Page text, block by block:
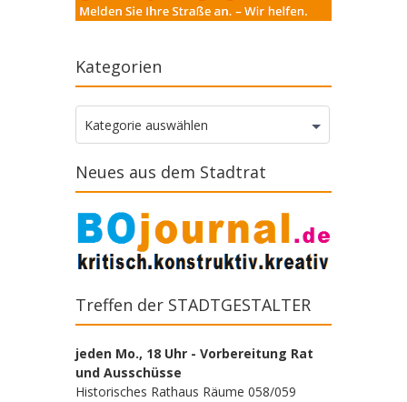
Kategorien
Kategorien
Kategorie auswählen
Neues aus dem Stadtrat
Treffen der STADTGESTALTER
jeden Mo., 18 Uhr - Vorbereitung Rat
und Ausschüsse
Historisches Rathaus Räume 058/059